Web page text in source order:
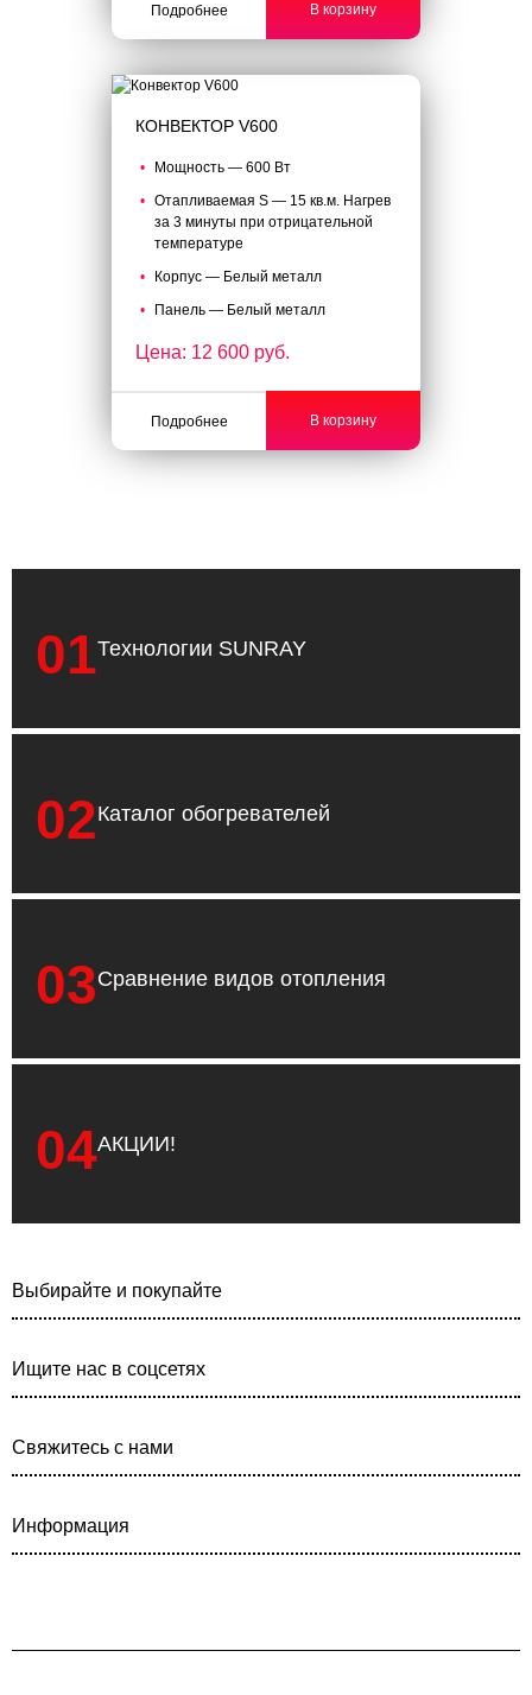
Подробнее В корзину
КОНВЕКТОР V600
Мощность — 600 Вт
Отапливаемая S — 15 кв.м. Нагрев
за 3 минуты при отрицательной
температуре
Корпус — Белый металл
Панель — Белый металл
Цена: 12 600 руб.
Подробнее В корзину
01Технологии SUNRAY
02Каталог обогревателей
03Сравнение видов отопления
04АКЦИИ!
Выбирайте и покупайте
Ищите нас в соцсетях
Свяжитесь с нами
Информация